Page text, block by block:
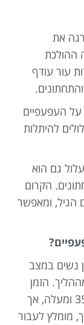
את
ההולכת
עור עודף
העפעפיים
להיתלות
גם הוא
הקרום
הגיל, ומאפשר
נשים במצב
הזמן
הטוב ביותר לעבור את הניתוח הוא מגיל 35 ומעלה, אך
מומלץ לעבור